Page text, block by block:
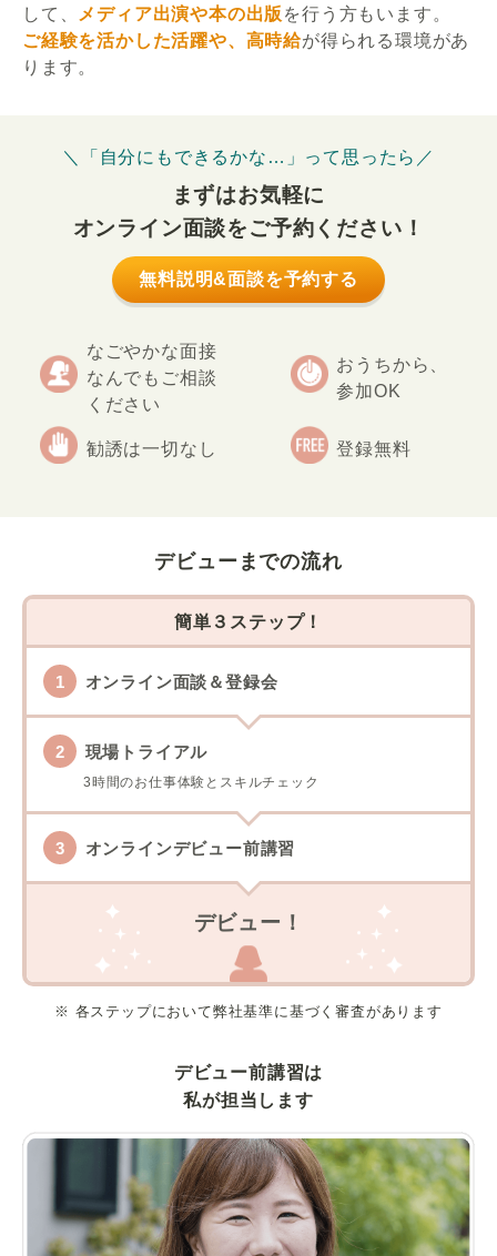
して、
メディア出演や本の出版 を行う方もいます。
ご経験を活かした活躍や、高時給が得られる環境があ
ります。
＼「自分にもできるかな…」って思ったら／
まずはお気軽に
オンライン面談をご予約ください！
無料説明&面談を予約する
なごやかな面接
なんでもご相談
ください
おうちから、
参加OK
勧誘は一切なし 登録無料
デビューまでの流れ
簡単３ステップ！
オンライン面談＆登録会
現場トライアル
3時間のお仕事体験とスキルチェック
オンラインデビュー前講習
デビュー！
※ 各ステップにおいて弊社基準に基づく審査があります
デビュー前講習は
私が担当します